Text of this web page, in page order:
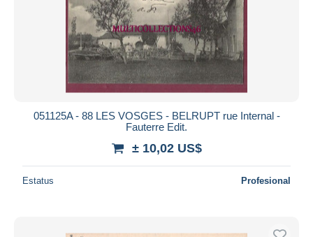
051125A - 88 LES VOSGES - BELRUPT rue Internal -
Fauterre Edit.
± 10,02 US$
Estatus Profesional